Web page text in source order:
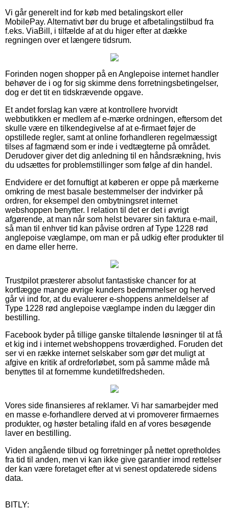
Vi går generelt ind for køb med betalingskort eller
MobilePay. Alternativt bør du bruge et afbetalingstilbud fra
f.eks. ViaBill, i tilfælde af at du higer efter at dække
regningen over et længere tidsrum.
Forinden nogen shopper på en Anglepoise internet handler
behøver de i og for sig skimme dens forretningsbetingelser,
dog er det tit en tidskrævende opgave.
Et andet forslag kan være at kontrollere hvorvidt
webbutikken er medlem af e-mærke ordningen, eftersom det
skulle være en tilkendegivelse af at e-firmaet føjer de
opstillede regler, samt at online forhandleren regelmæssigt
tilses af fagmænd som er inde i vedtægterne på området.
Derudover giver det dig anledning til en håndsrækning, hvis
du udsættes for problemstillinger som følge af din handel.
Endvidere er det fornuftigt at køberen er oppe på mærkerne
omkring de mest basale bestemmelser der indvirker på
ordren, for eksempel den ombytningsret internet
webshoppen benytter. I relation til det er det i øvrigt
afgørende, at man når som helst bevarer sin faktura e-mail,
så man til enhver tid kan påvise ordren af Type 1228 rød
anglepoise væglampe, om man er på udkig efter produkter til
en dame eller herre.
Trustpilot præsterer absolut fantastiske chancer for at
kortlægge mange øvrige kunders bedømmelser og herved
går vi ind for, at du evaluerer e-shoppens anmeldelser af
Type 1228 rød anglepoise væglampe inden du lægger din
bestilling.
Facebook byder på tillige ganske tiltalende løsninger til at få
et kig ind i internet webshoppens troværdighed. Foruden det
ser vi en række internet selskaber som gør det muligt at
afgive en kritik af ordreforløbet, som på samme måde må
benyttes til at fornemme kundetilfredsheden.
Vores side finansieres af reklamer. Vi har samarbejder med
en masse e-forhandlere derved at vi promoverer firmaernes
produkter, og høster betaling ifald en af vores besøgende
laver en bestilling.
Viden angående tilbud og forretninger på nettet opretholdes
fra tid til anden, men vi kan ikke give garantier imod rettelser
der kan være foretaget efter at vi senest opdaterede sidens
data.
BITLY: